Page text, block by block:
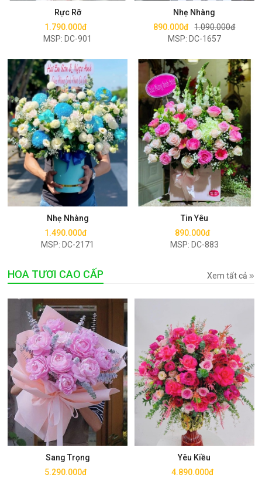
Rực Rỡ
1.790.000đ
MSP: DC-901
Nhẹ Nhàng
890.000đ 1.090.000đ
MSP: DC-1657
Nhẹ Nhàng
1.490.000đ
MSP: DC-2171
Mua ngay
Tin Yêu
890.000đ
MSP: DC-883
Mua ngay
HOA TƯƠI CAO CẤP Xem tất cả
Sang Trọng
5.290.000đ
Mua ngay
Yêu Kiều
4.890.000đ
Mua ngay